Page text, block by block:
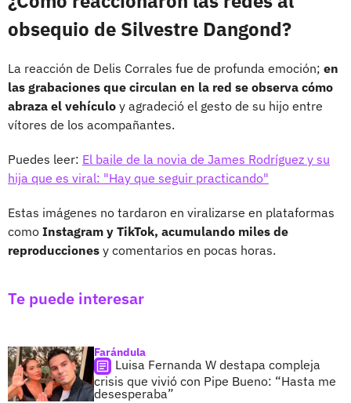
obsequio de Silvestre Dangond?
La reacción de Delis Corrales fue de profunda emoción; en
las grabaciones que circulan en la red se observa cómo
abraza el vehículo y agradeció el gesto de su hijo entre
vítores de los acompañantes.
Puedes leer: El baile de la novia de James Rodríguez y su
hija que es viral: "Hay que seguir practicando"
Estas imágenes no tardaron en viralizarse en plataformas
como Instagram y TikTok, acumulando miles de
reproducciones y comentarios en pocas horas.
Te puede interesar
Farándula
Luisa Fernanda W destapa compleja
crisis que vivió con Pipe Bueno: “Hasta me
desesperaba”